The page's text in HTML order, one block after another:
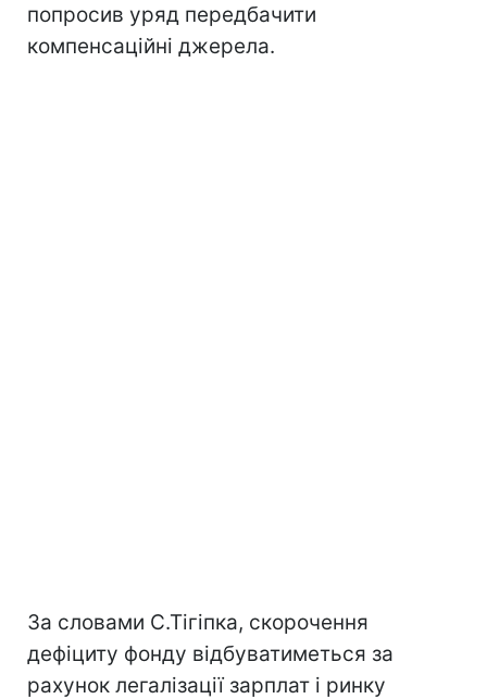
попросив уряд передбачити
компенсаційні джерела.
За словами С.Тігіпка, скорочення
дефіциту фонду відбуватиметься за
рахунок легалізації зарплат і ринку